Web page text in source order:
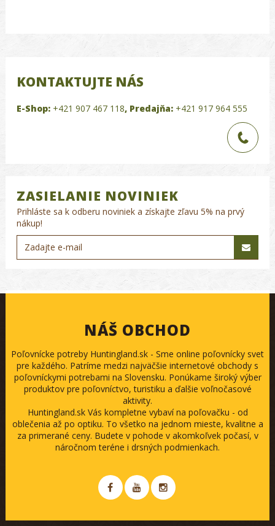
KONTAKTUJTE NÁS
E-Shop: +421 907 467 118, Predajňa: +421 917 964 555
ZASIELANIE NOVINIEK
Prihláste sa k odberu noviniek a získajte zľavu 5% na prvý
nákup!
NÁŠ OBCHOD
Poľovnícke potreby Huntingland.sk - Sme online poľovnícky svet
pre každého. Patríme medzi najväčšie internetové obchody s
poľovníckymi potrebami na Slovensku. Ponúkame široký výber
produktov pre poľovníctvo, turistiku a ďalšie voľnočasové
aktivity.
Huntingland.sk Vás kompletne vybaví na poľovačku - od
oblečenia až po optiku. To všetko na jednom mieste, kvalitne a
za primerané ceny. Budete v pohode v akomkoľvek počasí, v
náročnom teréne i drsných podmienkach.